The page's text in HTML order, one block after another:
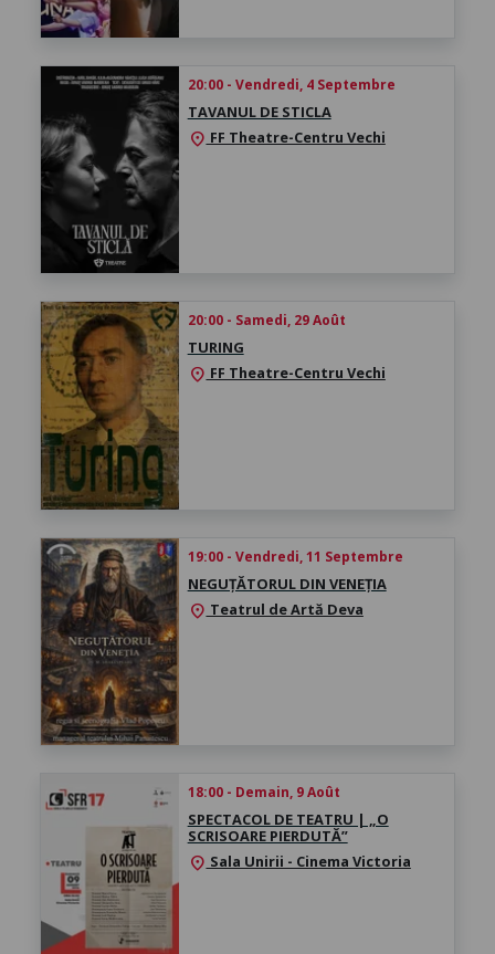
20:00 - Vendredi, 4 Septembre
TAVANUL DE STICLA
location_on FF Theatre-Centru Vechi
20:00 - Samedi, 29 Août
TURING
location_on FF Theatre-Centru Vechi
19:00 - Vendredi, 11 Septembre
NEGUȚĂTORUL DIN VENEȚIA
location_on Teatrul de Artă Deva
18:00 - Demain, 9 Août
SPECTACOL DE TEATRU | „O
SCRISOARE PIERDUTĂ”
location_on Sala Unirii - Cinema Victoria